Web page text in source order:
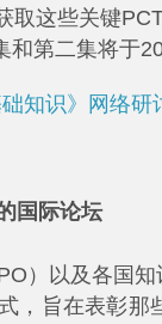
取这些关键
第二集将于
知识》网络研
国际论坛
）以及各国
，旨在表彰